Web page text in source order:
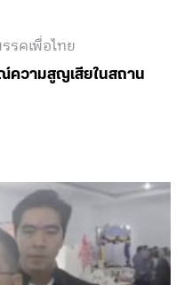
รคเพื่อไทย
ความสูญเสียในสถาน